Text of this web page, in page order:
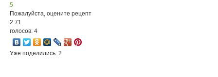
5
Пожалуйста, оцените рецепт
2.71
голосов: 4
Уже поделились: 2